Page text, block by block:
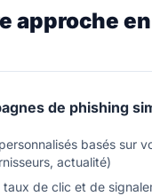
approche
de phishing
basés sur
actualité)
taux de clic et de